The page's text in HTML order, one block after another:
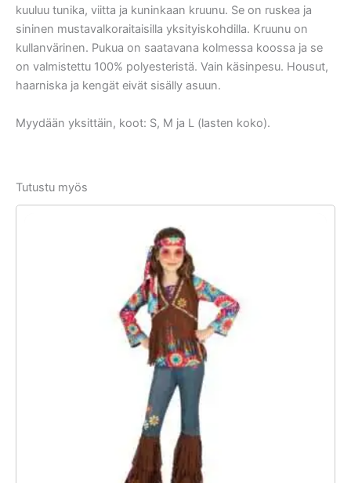
kuuluu tunika, viitta ja kuninkaan kruunu. Se on ruskea ja
sininen mustavalkoraitaisilla yksityiskohdilla. Kruunu on
kullanvärinen. Pukua on saatavana kolmessa koossa ja se
on valmistettu 100% polyesteristä. Vain käsinpesu. Housut,
haarniska ja kengät eivät sisälly asuun.
Myydään yksittäin, koot: S, M ja L (lasten koko).
Tutustu myös